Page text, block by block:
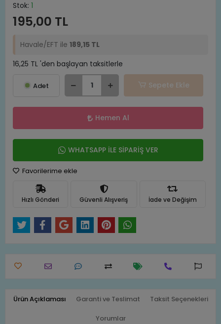
Stok: 1
195,00 TL
Havale/EFT ile 189,15 TL
16,25 TL 'den başlayan taksitlerle
Adet Sepete Ekle
Hemen Al
WHATSAPP İLE SİPARİŞ VER
Favorilerime ekle
Hızlı Gönderi Güvenli Alışveriş İade ve Değişim
Ürün Açıklaması Garanti ve Teslimat Taksit Seçenekleri
Yorumlar